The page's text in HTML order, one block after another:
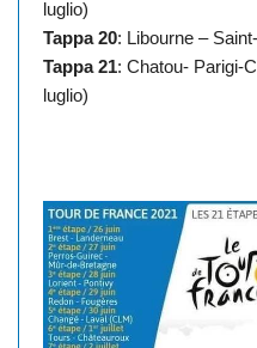
luglio)
Tappa 20: Libourne –
Tappa 21: Chatou- Parigi-
luglio)